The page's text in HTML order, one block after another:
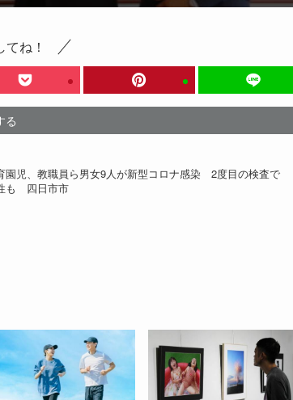
ね！
る
園児、教職員ら男女9人が新型コロナ感染 2度目の検査で
も 四日市市